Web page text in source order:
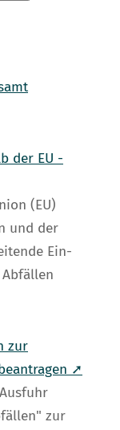
der EU -
(EU)
und der
Ein-
zur
➚
zur